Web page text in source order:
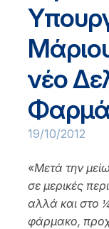
νέο
19/10/2012
«Μετά την
σε μερικές
αλλά και στο
φάρμακο,